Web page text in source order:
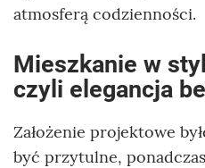
atmosferą codzienności.
Mieszkanie w
czyli elegancja
Założenie projektowe
być przytulne,